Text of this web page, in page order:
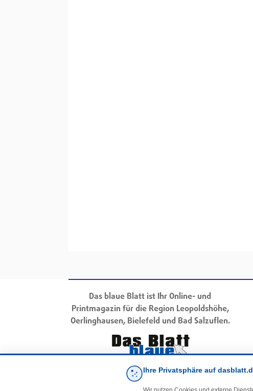
Das blaue Blatt ist Ihr Online- und
Printmagazin für die Region Leopoldshöhe,
Oerlinghausen, Bielefeld und Bad Salzuflen.
Ihre Privatsphäre auf